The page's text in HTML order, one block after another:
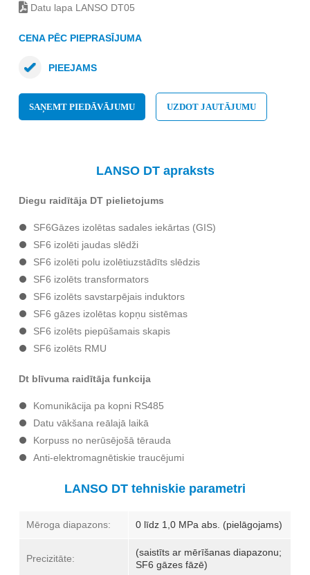
Datu lapa LANSO DT05
CENA PĒC PIEPRASĪJUMA
PIEEJAMS
SAŅEMT PIEDĀVĀJUMU UZDOT JAUTĀJUMU
LANSODT apraksts
Diegu raidītāja DT pielietojums
SF6Gāzes izolētas sadales iekārtas (GIS)
SF6 izolēti jaudas slēdži
SF6 izolēti polu izolētiuzstādīts slēdzis
SF6 izolēts transformators
SF6 izolēts savstarpējais induktors
SF6 gāzes izolētas kopņu sistēmas
SF6 izolēts piepūšamais skapis
SF6 izolēts RMU
Dt blīvuma raidītāja funkcija
Komunikācija pa kopni RS485
Datu vākšana reālajā laikā
Korpuss no nerūsējošā tērauda
Anti-elektromagnētiskie traucējumi
LANSO DT tehniskie parametri
Mēroga diapazons: 0 līdz 1,0 MPa abs. (pielāgojams)
Precizitāte:
(saistīts ar mērīšanas diapazonu;
SF6 gāzes fāzē)